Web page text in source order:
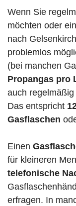
Wenn Sie
möchten oder
nach
problemlos
(bei manchen
Propangas pro
auch
Das entspricht
Gasflaschen
Einen
für kleineren
telefonische
erfragen. In